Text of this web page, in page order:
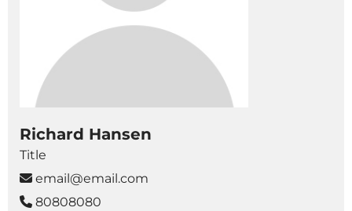
Richard Hansen
Title
 email@email.com
 80808080